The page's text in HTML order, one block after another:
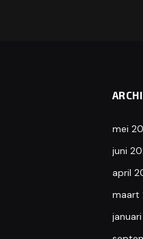
mei
juni
april
maart